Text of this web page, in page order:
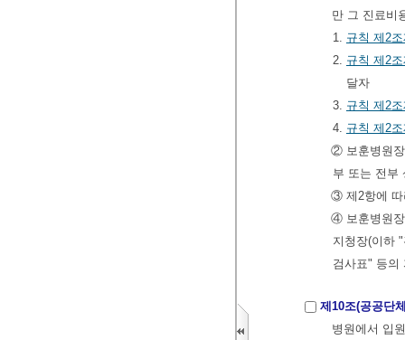
만 그 진료비
1. 규칙 제2
2. 규칙 제2
달자
3. 규칙 제2
4. 규칙 제2
② 보훈병원장
부 또는 전부
③ 제2항에 따
④ 보훈병원장
지청장(이하
검사표" 등의
제10조(공공단
병원에서 입